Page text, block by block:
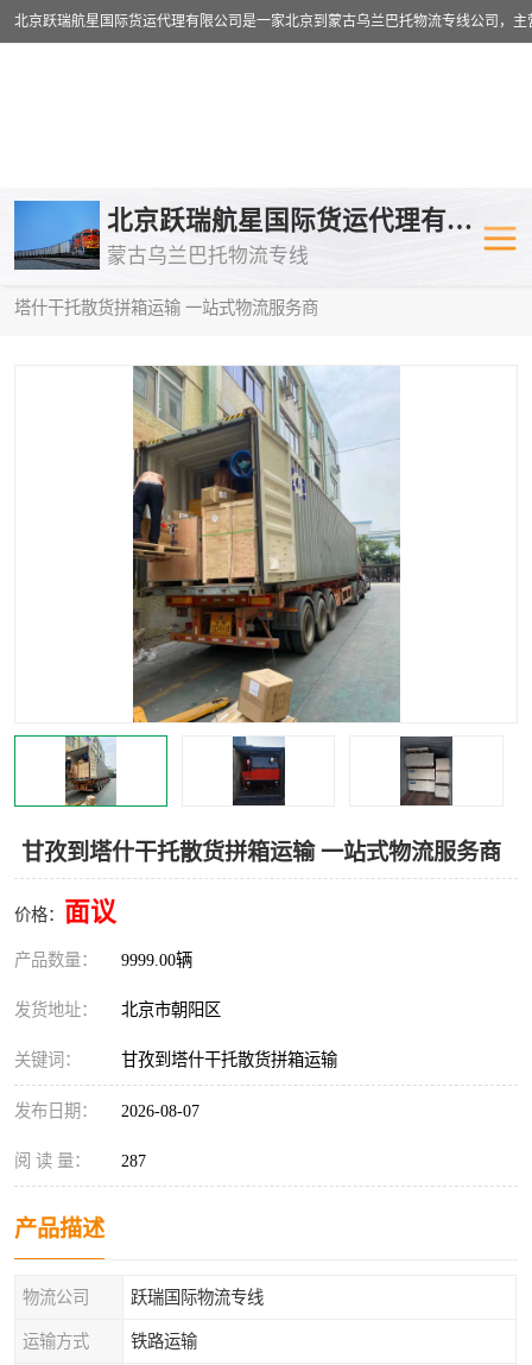
北京跃瑞航星国际货运代理有限公司
蒙古乌兰巴托物流专线
塔什干托散货拼箱运输 一站式物流服务商
甘孜到塔什干托散货拼箱运输 一站式物流服务商
价格： 面议
产品数量： 9999.00辆
发货地址： 北京市朝阳区
关键词： 甘孜到塔什干托散货拼箱运输
发布日期： 2026-08-07
阅 读 量： 287
产品描述
物流公司 跃瑞国际物流专线
运输方式 铁路运输
乌兰巴托物流专线 乌兰巴托铁
乌兰巴托公路运输
中欧班列
蒙古乌兰巴托双清包税
蒙古乌兰巴托空运专线
蒙古乌兰巴托汽运专线
中亚铁路运输